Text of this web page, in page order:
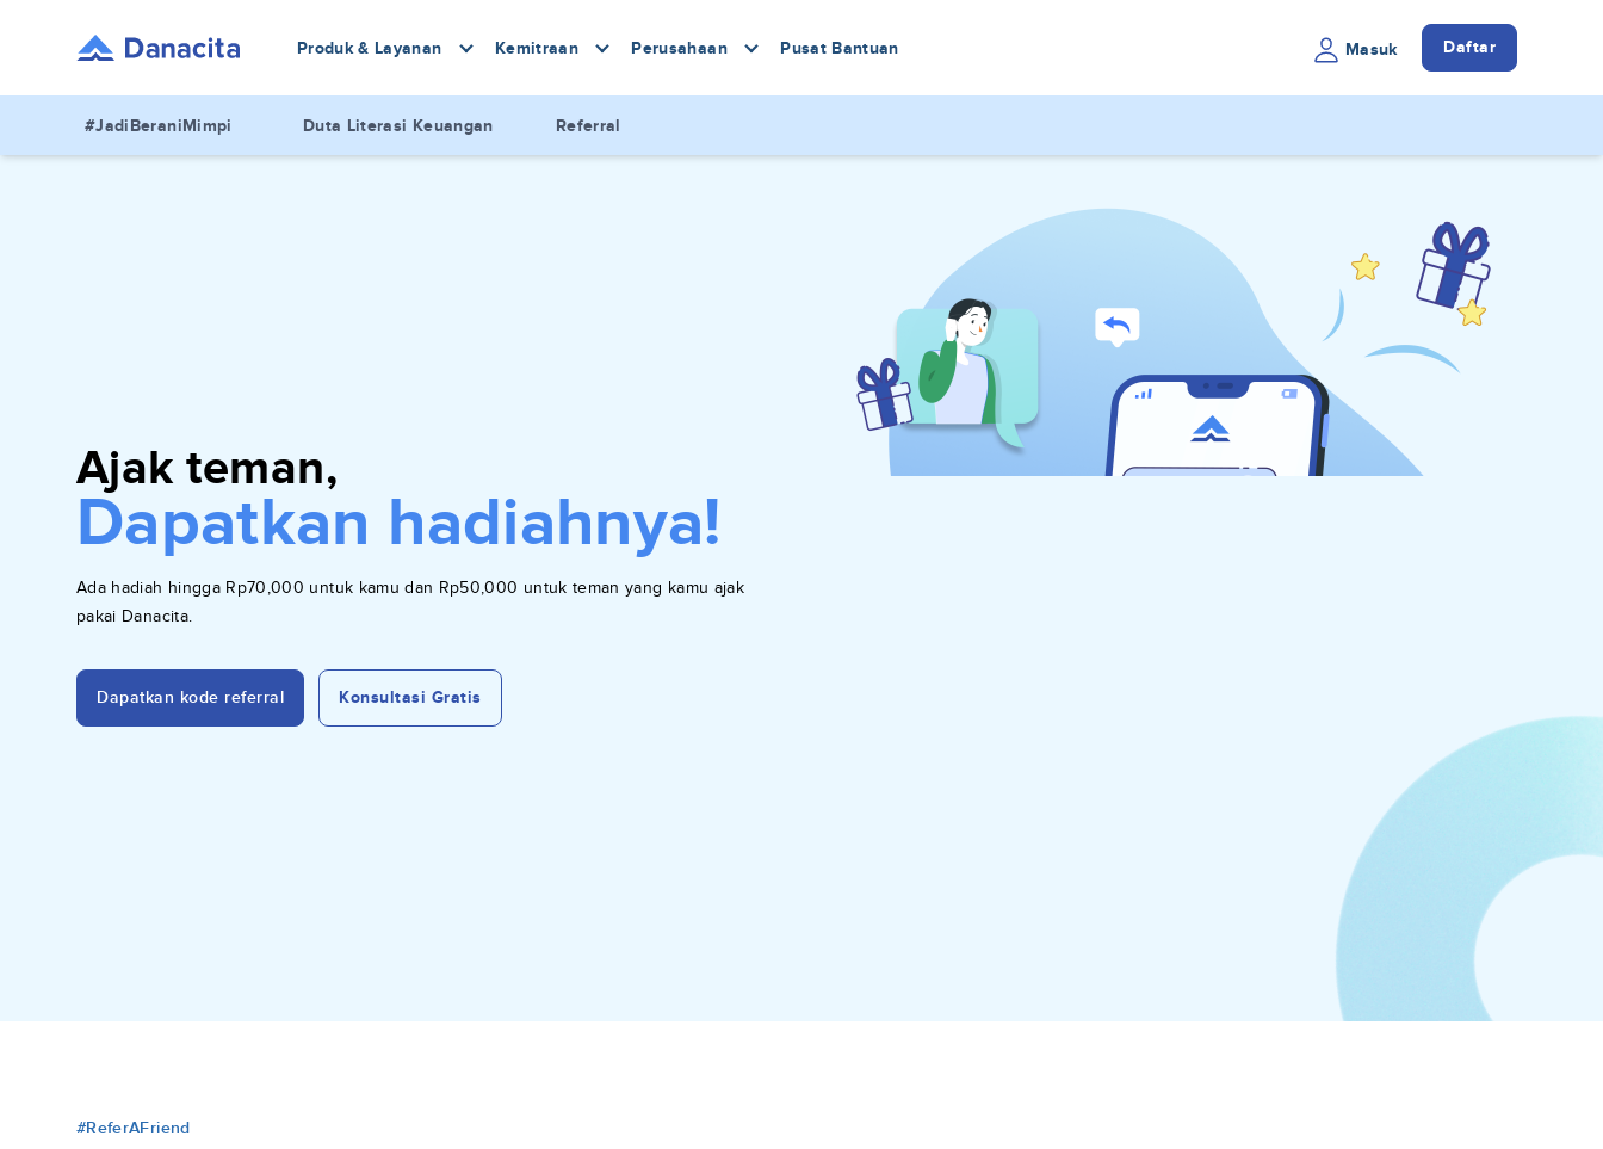
Produk & Layanan Kemitraan Perusahaan Pusat Bantuan Masuk Daftar
#JadiBeraniMimpi Duta Literasi Keuangan Referral
Ajak teman,
Dapatkan hadiahnya!
Ada hadiah hingga Rp70,000 untuk kamu dan Rp50,000 untuk teman yang kamu ajak
pakai Danacita.
Dapatkan kode referral Konsultasi Gratis
#ReferAFriend